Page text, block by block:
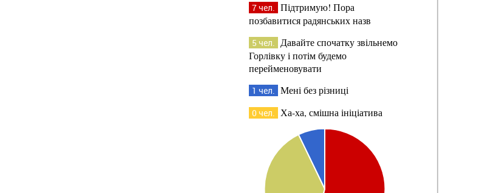
7 чел. Підтримую! Пора
позбавитися радянських назв
5 чел. Давайте спочатку звільнемо
Горлівку і потім будемо
перейменовувати
1 чел. Мені без різниці
0 чел. Ха-ха, смішна ініціатива